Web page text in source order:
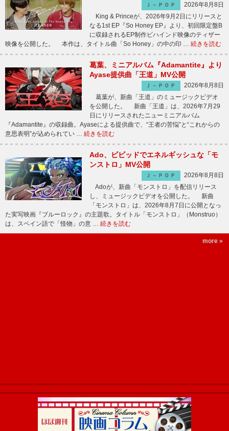
Ｊ－ＰＯＰ
2026年8月8日
King & Princeが、2026年9月2日にリリースと
なる1st EP『So Honey EP』より、初回限定盤B
に収録されるEP制作ビハインド映像のティザー
映像を公開した。 本作は、タイトル曲「So Honey」の中の印 … 続きを読む
葛葉、ミニアルバム『Adamantite』より
Ayase提供曲「王道」MV公開
Ｊ－ＰＯＰ
2026年8月8日
葛葉が、新曲「王道」のミュージックビデオ
を公開した。 新曲「王道」は、2026年7月29
日にリリースされたニューミニアルバム
『Adamantite』の収録曲。Ayaseによる提供曲で、“王者の苦悩”と“これからの
意思表明”が込められてい … 続きを読む
Ado、ビビッドでエネルギッシュな「モ
ンストロ」MV公開
Ｊ－ＰＯＰ
2026年8月8日
Adoが、新曲「モンストロ」を配信リリース
し、ミュージックビデオを公開した。 新曲
「モンストロ」は、2026年8月7日に公開となっ
た実写映画『ブルーロック』の主題歌。タイトル「モンストロ」（Monstruo）
は、スペイン語で「怪物」の意 … 続きを読む
more »